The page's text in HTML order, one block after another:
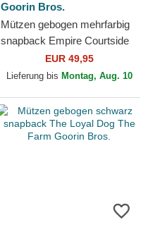
Goorin Bros.
Mützen gebogen mehrfarbig
snapback Empire Courtside
The Farm Goorin Bros.
EUR 49,95
Lieferung bis Montag, Aug. 10